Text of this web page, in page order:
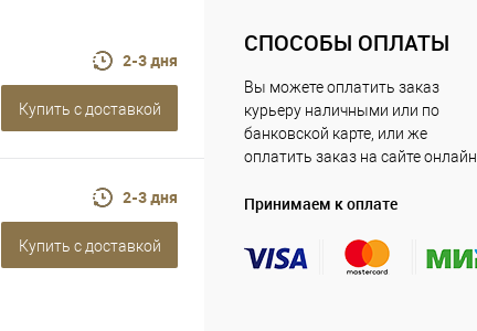
2-3 дня
Купить c доставкой
2-3 дня
Купить c доставкой
СПОСОБЫ ОПЛАТЫ
Вы можете оплатить заказ
курьеру наличными или по
банковской карте, или же
оплатить заказ на сайте онлайн.
Принимаем к оплате